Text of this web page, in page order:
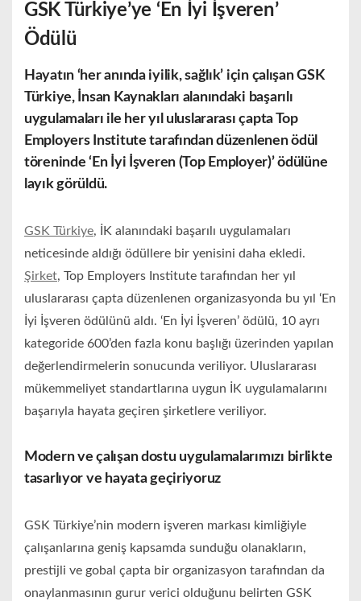
GSK Türkiye’ye ‘En İyi İşveren’
Ödülü
Hayatın ‘her anında iyilik, sağlık’ için çalışan GSK
Türkiye, İnsan Kaynakları alanındaki başarılı
uygulamaları ile her yıl uluslararası çapta Top
Employers Institute tarafından düzenlenen ödül
töreninde ‘En İyi İşveren (Top Employer)’ ödülüne
layık görüldü.
GSK Türkiye, İK alanındaki başarılı uygulamaları
neticesinde aldığı ödüllere bir yenisini daha ekledi.
Şirket, Top Employers Institute tarafından her yıl
uluslararası çapta düzenlenen organizasyonda bu yıl ‘En
İyi İşveren ödülünü aldı. ‘En İyi İşveren’ ödülü, 10 ayrı
kategoride 600’den fazla konu başlığı üzerinden yapılan
değerlendirmelerin sonucunda veriliyor. Uluslararası
mükemmeliyet standartlarına uygun İK uygulamalarını
başarıyla hayata geçiren şirketlere veriliyor.
Modern ve çalışan dostu uygulamalarımızı birlikte
tasarlıyor ve hayata geçiriyoruz
GSK Türkiye’nin modern işveren markası kimliğiyle
çalışanlarına geniş kapsamda sunduğu olanakların,
prestijli ve gobal çapta bir organizasyon tarafından da
onaylanmasının gurur verici olduğunu belirten GSK